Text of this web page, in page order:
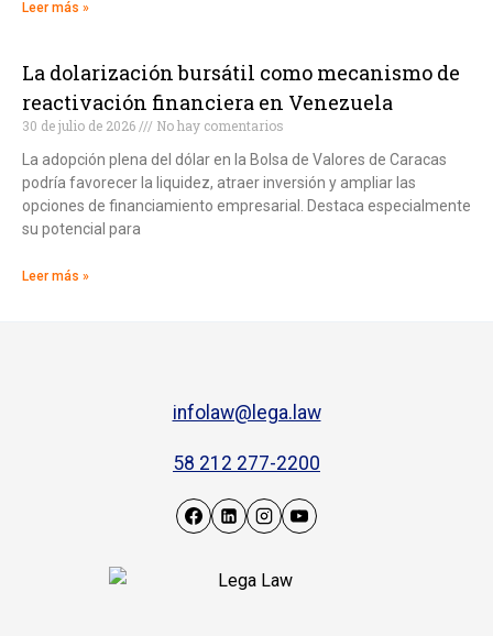
Leer más »
La dolarización bursátil como mecanismo de
reactivación financiera en Venezuela
30 de julio de 2026
No hay comentarios
La adopción plena del dólar en la Bolsa de Valores de Caracas
podría favorecer la liquidez, atraer inversión y ampliar las
opciones de financiamiento empresarial. Destaca especialmente
su potencial para
Leer más »
infolaw@lega.law
58 212 277-2200